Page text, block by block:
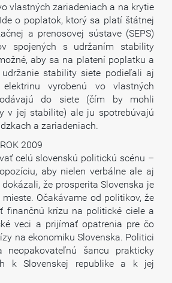
vlastných zariadeniach a na krytie
o poplatok, ktorý sa platí štátnej
a prenosovej sústave (SEPS)
spojených s udržaním stability
aby sa na platení poplatku a
stability siete podieľali aj
vyrobenú vo vlastných
do siete (čím by mohli
v jej stabilite) ale ju spotrebúvajú
a zariadeniach.
2009
celú slovenskú politickú scénu –
aby nielen verbálne ale aj
že prosperita Slovenska je
Očakávame od politikov, že
finančnú krízu na politické ciele a
veci a prijímať opatrenia pre čo
na ekonomiku Slovenska. Politici
neopakovateľnú šancu prakticky
k Slovenskej republike a k jej